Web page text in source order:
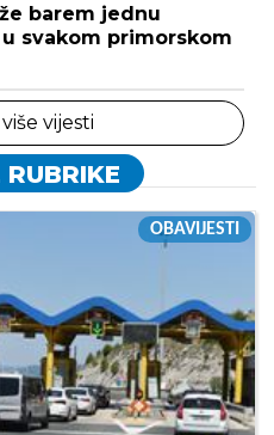
barem jednu
svakom primorskom
vijesti
OBAVIJESTI